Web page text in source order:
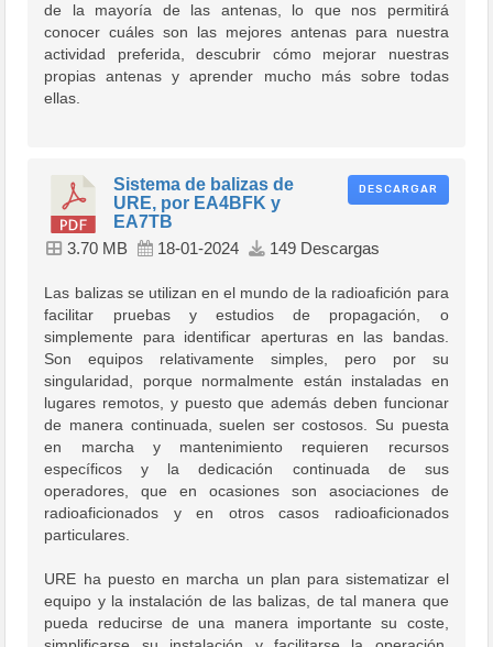
de la mayoría de las antenas, lo que nos permitirá
conocer cuáles son las mejores antenas para nuestra
actividad preferida, descubrir cómo mejorar nuestras
propias antenas y aprender mucho más sobre todas
ellas.
DESCARGAR
Sistema de balizas de
URE, por EA4BFK y
EA7TB
3.70 MB 18-01-2024 149 Descargas
Las balizas se utilizan en el mundo de la radioafición para
facilitar pruebas y estudios de propagación, o
simplemente para identificar aperturas en las bandas.
Son equipos relativamente simples, pero por su
singularidad, porque normalmente están instaladas en
lugares remotos, y puesto que además deben funcionar
de manera continuada, suelen ser costosos. Su puesta
en marcha y mantenimiento requieren recursos
específicos y la dedicación continuada de sus
operadores, que en ocasiones son asociaciones de
radioaficionados y en otros casos radioaficionados
particulares.
URE ha puesto en marcha un plan para sistematizar el
equipo y la instalación de las balizas, de tal manera que
pueda reducirse de una manera importante su coste,